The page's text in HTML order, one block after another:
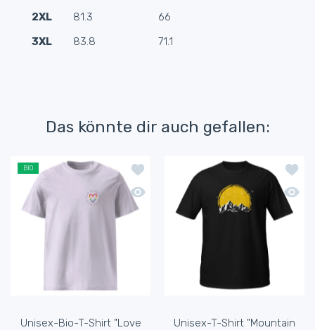
2XL
81.3
66
3XL
83.8 71.1
Das könnte dir auch gefallen:
BIO
Zur Wunschliste hinzufügen Unisex-
Schnellansicht Unisex-Bio-T-Shirt
Unisex-Bio-T-Shirt "Love
Zur
Unisex-T-Shirt "Mountain